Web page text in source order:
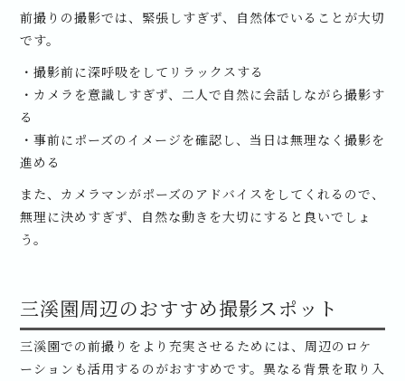
前撮りの撮影では、緊張しすぎず、自然体でいることが大切
です。
・撮影前に深呼吸をしてリラックスする
・カメラを意識しすぎず、二人で自然に会話しながら撮影す
る
・事前にポーズのイメージを確認し、当日は無理なく撮影を
進める
また、カメラマンがポーズのアドバイスをしてくれるので、
無理に決めすぎず、自然な動きを大切にすると良いでしょ
う。
三溪園周辺のおすすめ撮影スポット
三溪園での前撮りをより充実させるためには、周辺のロケ
ーションも活用するのがおすすめです。異なる背景を取り入